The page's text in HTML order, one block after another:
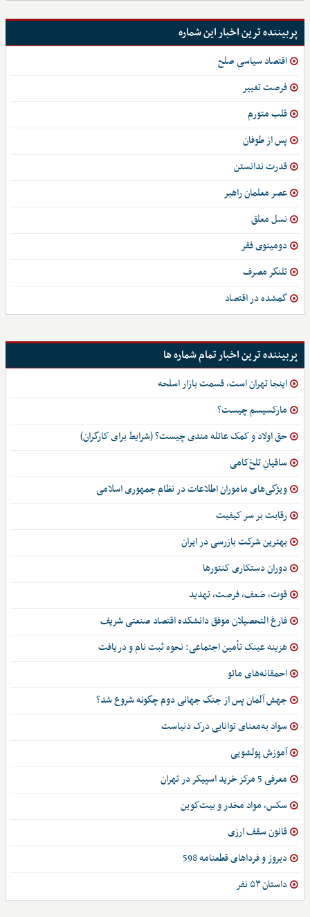
پربیننده ترین اخبار این شماره
اقتصاد سیاسی صلح
فرصت تغییر
قلب متورم
پس از طوفان
قدرت ندانستن
عصر معلمان راهبر
نسل معلق
دومینوی فقر
تلنگر مصرف
گمشده در اقتصاد
پربیننده ترین اخبار تمام شماره ها
اینجا تهران است، قسمت بازار اسلحه
مارکسیسم چیست؟
حق اولاد و کمک عائله مندی چیست؟ (شرایط برای کارگران)
ساقیانِ تلخ‌کامی
ویژگی‌های ماموران اطلاعات در نظام جمهوری اسلامی
رقابت بر سر کیفیت
بهترین شرکت بازرسی در ایران
دوران دستکاری کنتورها
قوت، ضعف، فرصت، تهدید
فارغ التحصیلان موفق دانشکده اقتصاد صنعتی شریف
هزینه عینک تأمین اجتماعی: نحوه ثبت نام و دریافت
احمقانه‌های مائو
جهش آلمان پس از جنگ جهانی دوم چگونه شروع شد؟
سواد به‌معنای توانایی درک دنیاست
آموزش پولشویی
معرفی 5 مرکز خرید اسپیکر در تهران
سکس، مواد مخدر و بیت‌کوین
قانون سقف ارزی
دیروز و فرداهای قطعنامه 598
داستان ۵۳ نفر